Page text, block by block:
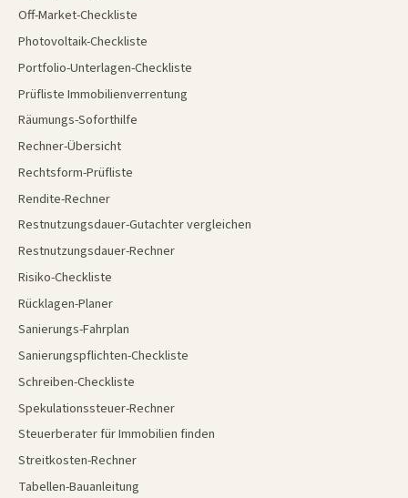
Off-Market-Checkliste
Photovoltaik-Checkliste
Portfolio-Unterlagen-Checkliste
Prüfliste Immobilienverrentung
Räumungs-Soforthilfe
Rechner-Übersicht
Rechtsform-Prüfliste
Rendite-Rechner
Restnutzungsdauer-Gutachter vergleichen
Restnutzungsdauer-Rechner
Risiko-Checkliste
Rücklagen-Planer
Sanierungs-Fahrplan
Sanierungspflichten-Checkliste
Schreiben-Checkliste
Spekulationssteuer-Rechner
Steuerberater für Immobilien finden
Streitkosten-Rechner
Tabellen-Bauanleitung